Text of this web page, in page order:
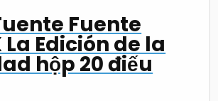
Fuente
La Edición de la
hộp 20 điếu